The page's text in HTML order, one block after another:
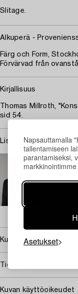
Napsauttamalla
tallentamiseen
parantamiseksi,
Asetukset
Slitage.
Alkuperä -
Färg och Form,
Förvärvad från
Kirjallisuus
Thomas Millroth,
sid 54.
Lisätietoja ja
Marcus
Kuuluu
Tietoa ostamisesta
Kuvan käyttöoikeudet